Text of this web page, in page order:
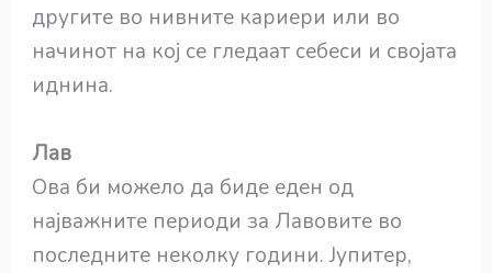
другите во нивните кариери или во
начинот на кој се гледаат себеси и својата
иднина.
Лав
Ова би можело да биде еден од
најважните периоди за Лавовите во
последните неколку години. Јупитер,